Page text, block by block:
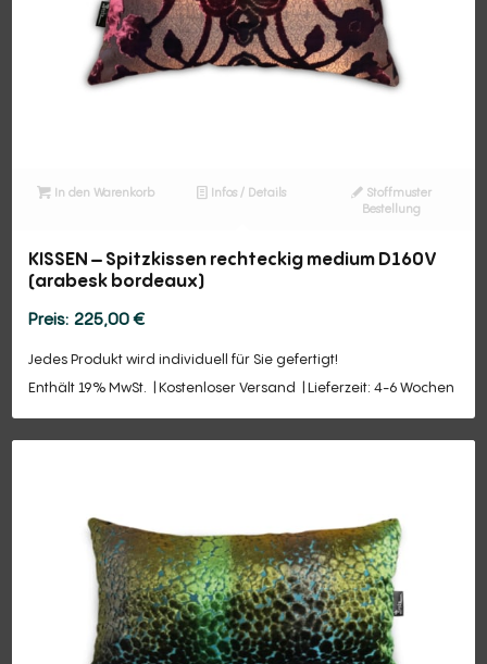
In den Warenkorb Infos / Details
Stoffmuster
Bestellung
KISSEN – Spitzkissen rechteckig medium D160V
(arabesk bordeaux)
225,00€
Jedes Produkt wird individuell für Sie gefertigt!
Enthält 19% MwSt.
Kostenloser Versand Lieferzeit: 4-6 Wochen